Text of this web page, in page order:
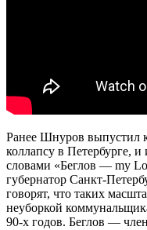
Ранее Шнуров выпустил
коллапсу в Петербурге,
словами «Беглов — my
губернатор Санкт-
говорят, что таких
неуборкой
90-х годов. Беглов —